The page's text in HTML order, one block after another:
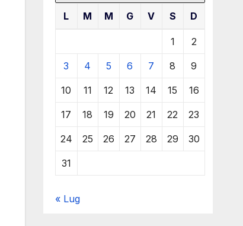
L M M G V S D
1 2
3 4 5 6 7 8 9
10 11 12 13 14 15 16
17 18 19 20 21 22 23
24 25 26 27 28 29 30
31
« Lug